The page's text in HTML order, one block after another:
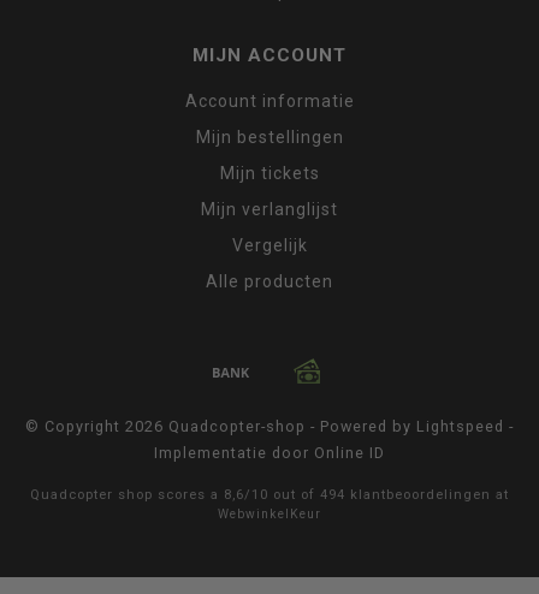
MIJN ACCOUNT
Account informatie
Mijn bestellingen
Mijn tickets
Mijn verlanglijst
Vergelijk
Alle producten
© Copyright 2026 Quadcopter-shop - Powered by Lightspeed -
Implementatie door Online ID
Quadcopter shop scores a 8,6/ 10 out of 494 klantbeoordelingen at
WebwinkelKeur